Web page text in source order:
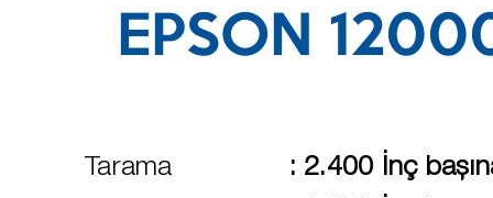
EPSON
Tarama
: 2.400 İnç